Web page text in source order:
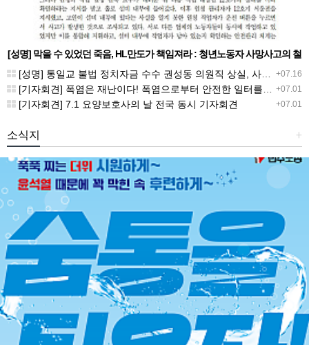
[성명] 막을 수 있었던 죽음, HL만도가 책임져라 : 청년노동자 사망사고의 철
저한 진상규명과 재발방지 대책 마련하라
+07.16
[성명] 통일교 불법 정치자금 수수 권성동 의원직 상실, 사필귀정이다
+07.01
[기자회견] 폭염은 재난이다! 폭염으로부터 안전한 일터를 위한 민주노총 강원지역본부 폭염감시단 선포 기자회견
+07.01
[기자회견] 7.1 요양보호사의 날 전국 동시 기자회견
+
소식지